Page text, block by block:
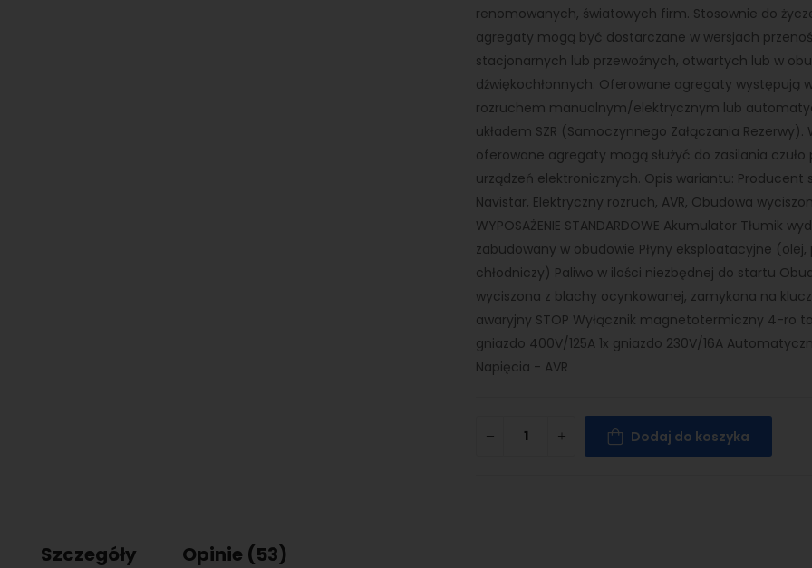
renomowanych, światowych firm. Stosownie do
agregaty mogą być dostarczane w wersjach
stacjonarnych lub przewoźnych, otwartych lub w
dźwiękochłonnych. Oferowane agregaty występują
rozruchem manualnym/elektrycznym lub
układem SZR (Samoczynnego Załączania Rezerwy).
oferowane agregaty mogą służyć do zasilania czuło
urządzeń elektronicznych. Opis wariantu: Producent
Navistar, Elektryczny rozruch, AVR, Obudowa
WYPOSAŻENIE STANDARDOWE Akumulator Tłumik
zabudowany w obudowie Płyny eksploatacyjne (olej,
chłodniczy) Paliwo w ilości niezbędnej do startu
wyciszona z blachy ocynkowanej, zamykana na klucz
awaryjny STOP Wyłącznik magnetotermiczny 4-ro
gniazdo 400V/125A 1x gniazdo 230V/16A
Napięcia - AVR
Dodaj do koszyka
Szczegóły Opinie (53)